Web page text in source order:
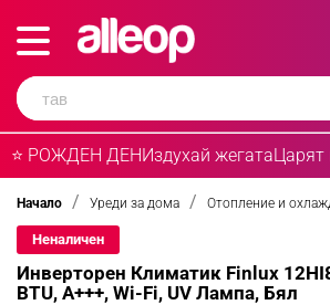
⭐ РОЖДЕН ДЕНИздухай жегатаЦарят
Начало Уреди за дома Отопление и
Неналичен
Инверторен Климатик Finlux
BTU, A+++, Wi-Fi, UV Лампа, Бял